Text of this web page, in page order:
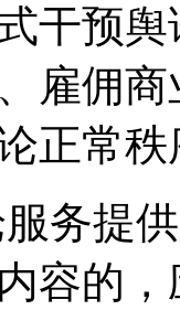
干预
雇佣
正常
务提
容的